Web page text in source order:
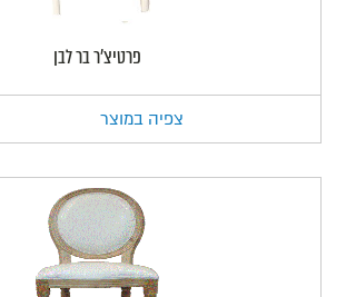
פרטיצ'ר בר לבן
צפיה במוצר